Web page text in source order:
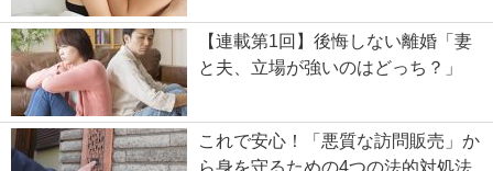
【連載第1回】後悔しない離婚「妻
と夫、立場が強いのはどっち？」
これで安心！「悪質な訪問販売」か
ら身を守るための4つの法的対処法